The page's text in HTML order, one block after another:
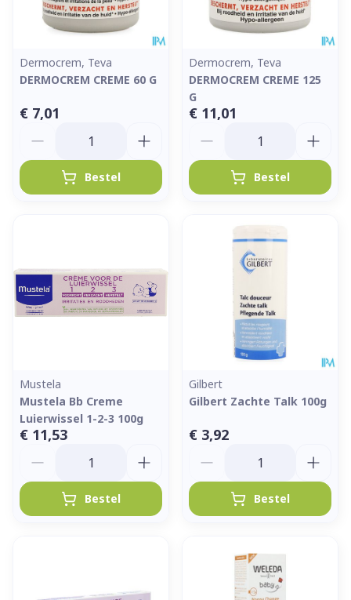
Dermocrem, Teva
DERMOCREM CREME 60 G
€ 7,01
Bestel
Dermocrem, Teva
DERMOCREM CREME 125
G
€ 11,01
Bestel
Mustela
Mustela Bb Creme
Luierwissel 1-2-3 100g
€ 11,53
Bestel
Gilbert
Gilbert Zachte Talk 100g
€ 3,92
Bestel